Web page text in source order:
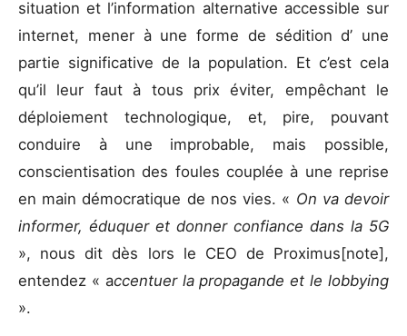
situation et l’information alternative accessible sur
internet, mener à une forme de sédition d’ une
partie significative de la population. Et c’est cela
qu’il leur faut à tous prix éviter, empêchant le
déploiement technologique, et, pire, pouvant
conduire à une improbable, mais possible,
conscientisation des foules couplée à une reprise
en main démocratique de nos vies. « On va devoir
informer, éduquer et donner confiance dans la 5G
», nous dit dès lors le CEO de Proximus[note],
entendez « accentuer la propagande et le lobbying
».